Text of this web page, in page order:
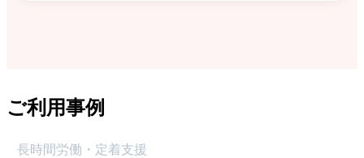
ご利用事例
長時間労働・定着支援